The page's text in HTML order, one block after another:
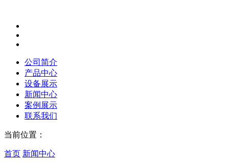
公司简介
产品中心
设备展示
新闻中心
案例展示
联系我们
当前位置：
首页 新闻中心